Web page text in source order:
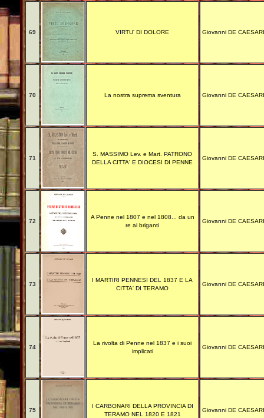
69 VIRTU' DI DOLORE Giovanni DE
70 La nostra suprema sventura Giovanni DE
71
S. MASSIMO Lev. e Mart. PATRONO
DELLA CITTA' E DIOCESI DI PENNE
Giovanni DE
72
A Penne nel 1807 e nel 1808... da un
re ai briganti
Giovanni DE
73
I MARTIRI PENNESI DEL 1837 E LA
CITTA' DI TERAMO
Giovanni DE
74
La rivolta di Penne nel 1837 e i suoi
implicati
Giovanni DE
75
I CARBONARI DELLA PROVINCIA DI
TERAMO NEL 1820 E 1821
Giovanni DE